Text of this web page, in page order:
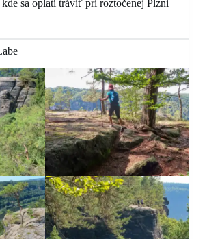
sa oplatí tráviť pri roztočenej Plzni